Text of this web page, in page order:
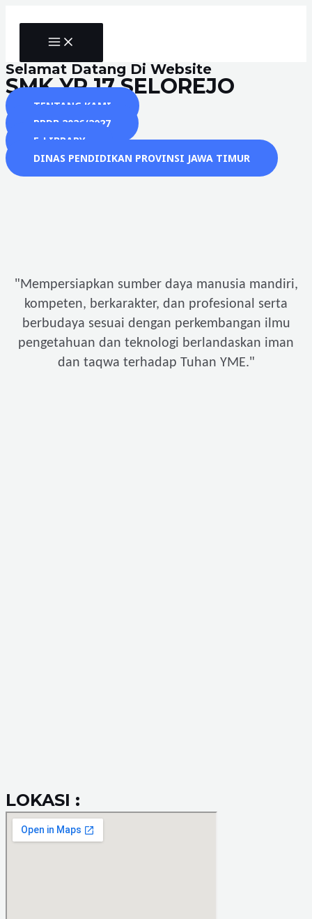
MAIN
MENU
Selamat Datang Di Website
SMK YP 17 SELOREJO
TENTANG KAMI
PPDB 2026/2027
E-LIBRARY
DINAS PENDIDIKAN PROVINSI JAWA TIMUR
"Mempersiapkan sumber daya manusia mandiri,
kompeten, berkarakter, dan profesional serta
berbudaya sesuai dengan perkembangan ilmu
pengetahuan dan teknologi berlandaskan iman
dan taqwa terhadap Tuhan YME."
LOKASI :